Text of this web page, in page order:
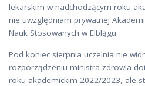
lekarskim w nadchodzącym roku
nie uwzględniam prywatnej
Nauk Stosowanych w Elblągu.
Pod koniec sierpnia uczelnia nie
rozporządzeniu ministra zdrowia
roku akademickim 2022/2023, ale